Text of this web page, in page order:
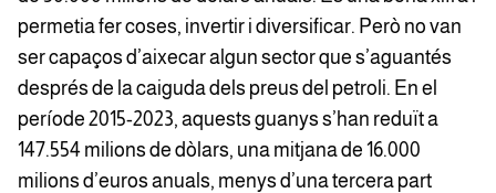
permetia fer coses, invertir i diversificar. Però no van
ser capaços d’aixecar algun sector que s’aguantés
després de la caiguda dels preus del petroli. En el
període 2015-2023, aquests guanys s’han reduït a
147.554 milions de dòlars, una mitjana de 16.000
milions d’euros anuals, menys d’una tercera part